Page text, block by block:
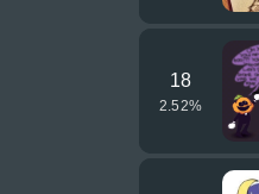
18
2.52%